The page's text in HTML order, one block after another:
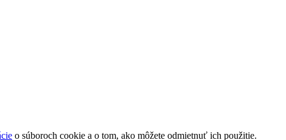
o súboroch cookie a o tom, ako môžete odmietnuť ich použitie.